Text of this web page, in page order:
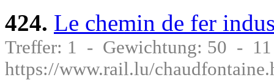
424. Le chemin de fer
Treffer: 1 - Gewichtung: 50 -
https://www.rail.lu/